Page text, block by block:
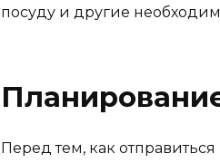
посуду и другие
Перед тем, как